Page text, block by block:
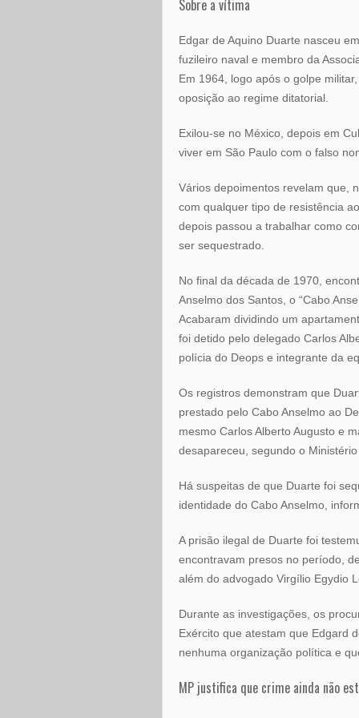
Sobre a vítima
Edgar de Aquino Duarte nasceu
fuzileiro naval e membro da
Em 1964, logo após o golpe
oposição ao regime ditatorial.
Exilou-se no México, depois em
viver em São Paulo com o falso
Vários depoimentos revelam que,
com qualquer tipo de resistência
depois passou a trabalhar como
ser sequestrado.
No final da década de 1970,
Anselmo dos Santos, o “Cabo
Acabaram dividindo um
foi detido pelo delegado Carlos
polícia do Deops e integrante da
Os registros demonstram que
prestado pelo Cabo Anselmo ao
mesmo Carlos Alberto Augusto e
desapareceu, segundo o
Há suspeitas de que Duarte foi
identidade do Cabo Anselmo,
A prisão ilegal de Duarte foi
encontravam presos no período,
além do advogado Virgílio Egydio
Durante as investigações, os
Exército que atestam que Edgard
nenhuma organização política e
MP justifica que crime ainda não